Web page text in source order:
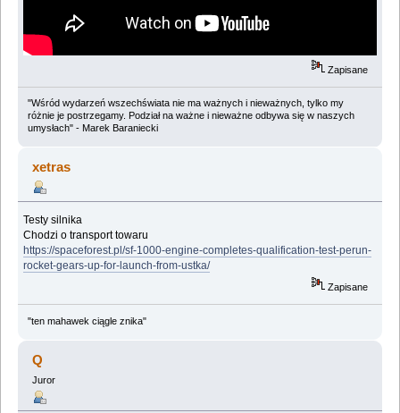
Zapisane
"Wśród wydarzeń wszechświata nie ma ważnych i nieważnych, tylko my
różnie je postrzegamy. Podział na ważne i nieważne odbywa się w naszych
umysłach" - Marek Baraniecki
xetras
Testy silnika
Chodzi o transport towaru
https://spaceforest.pl/sf-1000-engine-completes-qualification-test-perun-
rocket-gears-up-for-launch-from-ustka/
Zapisane
"ten mahawek ciągle znika"
Q
Juror